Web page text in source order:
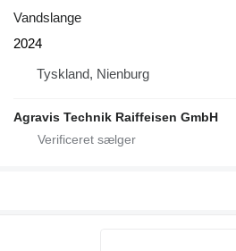
Vandslange
2024
Tyskland, Nienburg
Agravis Technik Raiffeisen GmbH